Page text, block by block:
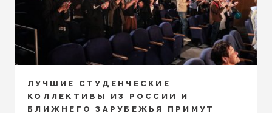
ЛУЧШИЕ СТУДЕНЧЕСКИЕ
КОЛЛЕКТИВЫ ИЗ РОССИИ И
БЛИЖНЕГО ЗАРУБЕЖЬЯ ПРИМУТ